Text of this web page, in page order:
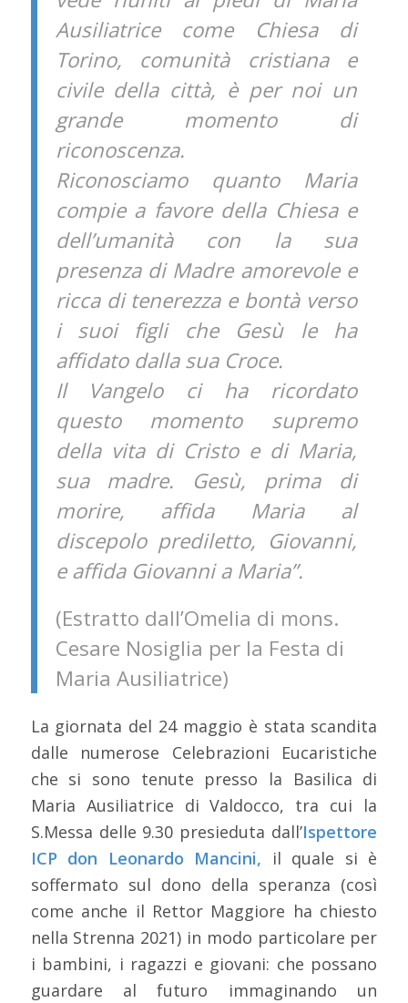
Ausiliatrice come Chiesa di
Torino, comunità cristiana e
civile della città, è per noi un
grande momento di
riconoscenza.
Riconosciamo quanto Maria
compie a favore della Chiesa e
dell’umanità con la sua
presenza di Madre amorevole e
ricca di tenerezza e bontà verso
i suoi figli che Gesù le ha
affidato dalla sua Croce.
Il Vangelo ci ha ricordato
questo momento supremo
della vita di Cristo e di Maria,
sua madre. Gesù, prima di
morire, affida Maria al
discepolo prediletto, Giovanni,
e affida Giovanni a Maria”.
(Estratto dall’Omelia di mons.
Cesare Nosiglia per la Festa di
Maria Ausiliatrice)
La giornata del 24 maggio è stata scandita
dalle numerose Celebrazioni Eucaristiche
che si sono tenute presso la Basilica di
Maria Ausiliatrice di Valdocco, tra cui la
S.Messa delle 9.30 presieduta dall’Ispettore
ICP don Leonardo Mancini, il quale si è
soffermato sul dono della speranza (così
come anche il Rettor Maggiore ha chiesto
nella Strenna 2021) in modo particolare per
i bambini, i ragazzi e giovani: che possano
guardare al futuro immaginando un